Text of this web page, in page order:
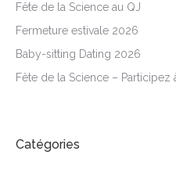
Fête de la Science au QJ
Fermeture estivale 2026
Baby-sitting Dating 2026
Fête de la Science – Participez
Catégories